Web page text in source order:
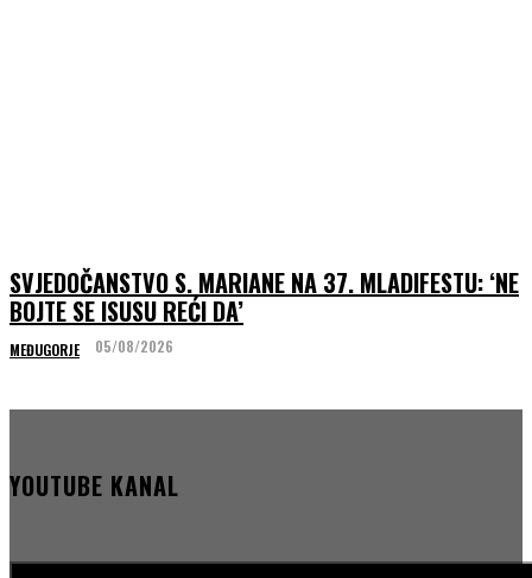
SVJEDOČANSTVO S. MARIANE NA 37. MLADIFESTU: ‘NE
BOJTE SE ISUSU REĆI DA’
MEĐUGORJE 05/08/2026
YOUTUBE KANAL